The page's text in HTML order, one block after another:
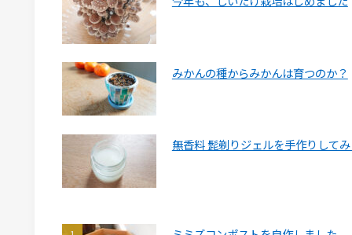
みかんの種からみかんは育つのか？
無香料 髭剃りジェルを手作りして